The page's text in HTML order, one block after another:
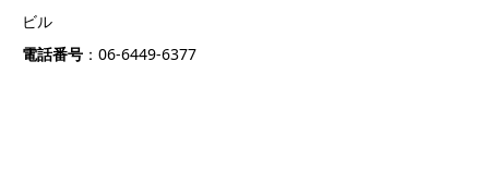
ビル
電話番号 ：06-6449-6377